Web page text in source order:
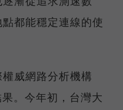
都能穩定連線的使
威網路分析機構
。今年初，台灣大